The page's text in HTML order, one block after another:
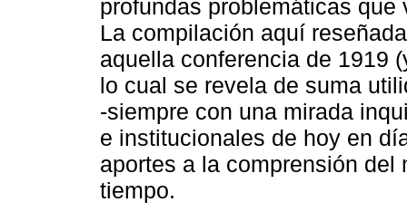
profundas problemáticas
La compilación aquí
aquella conferencia de 1919
lo cual se revela de suma
-siempre con una mirada
e institucionales de hoy en
aportes a la comprensión
tiempo.